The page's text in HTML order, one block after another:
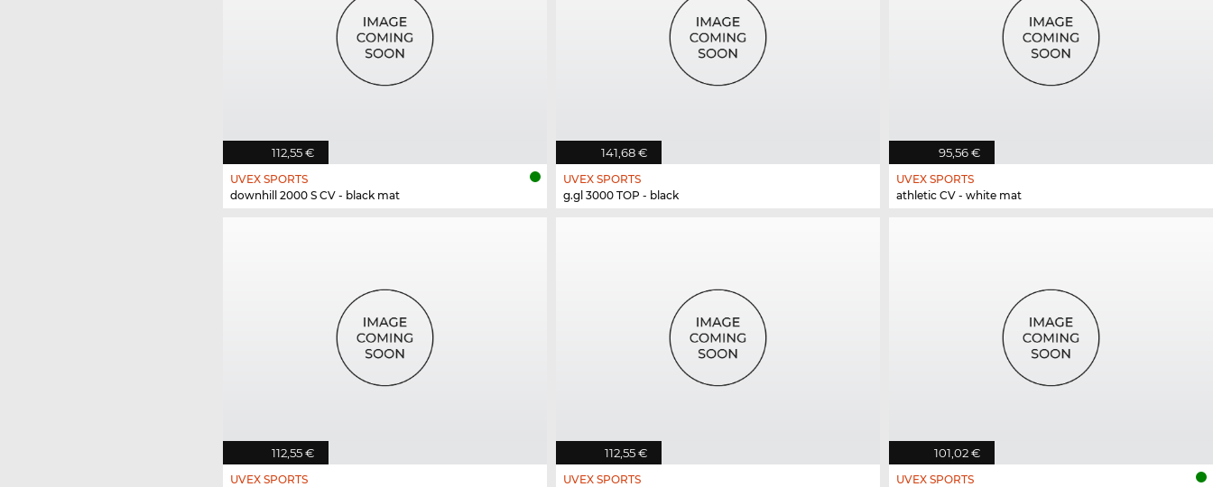
112,55 €
UVEX SPORTS
downhill 2000 S CV - black mat
141,68 €
UVEX SPORTS
g.gl 3000 TOP - black
95,56 €
UVEX SPORTS
athletic CV - white mat
112,55 €
UVEX SPORTS
112,55 €
UVEX SPORTS
101,02 €
UVEX SPORTS